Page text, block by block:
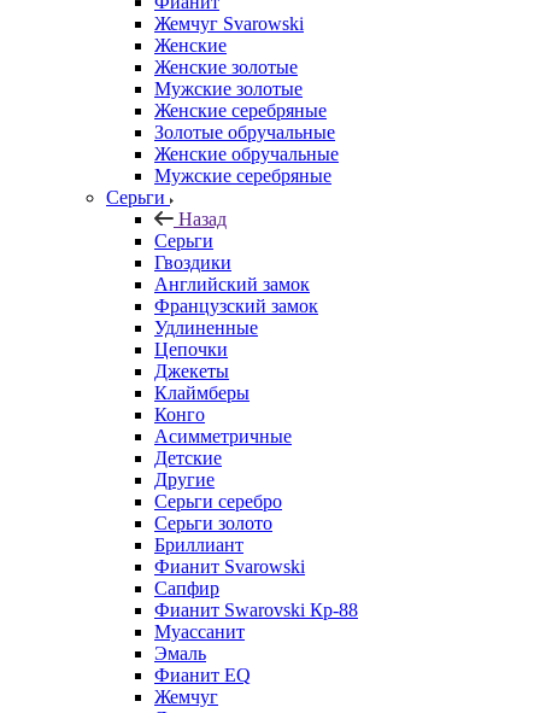
Жемчуг Svarowski
Женские
Женские золотые
Мужские золотые
Женские серебряные
Золотые обручальные
Женские обручальные
Мужские серебряные
Серьги
Назад
Серьги
Гвоздики
Английский замок
Французский замок
Удлиненные
Цепочки
Джекеты
Клаймберы
Конго
Асимметричные
Детские
Другие
Серьги серебро
Серьги золото
Бриллиант
Фианит Svarowski
Сапфир
Фианит Swarovski Кр-88
Муассанит
Эмаль
Фианит EQ
Жемчуг